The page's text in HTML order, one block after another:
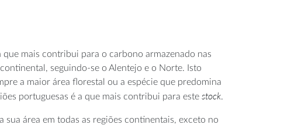
que mais contribui para o carbono armazenado nas
seguindo-se o Alentejo e o Norte. Isto
a maior área florestal ou a espécie que predomina
portuguesas é a que mais contribui para este stock.
sua área em todas as regiões continentais, exceto no